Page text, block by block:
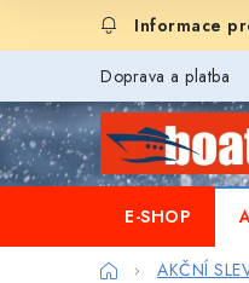
Doprava a platba
E-SHOP
DomůAKČNÍ